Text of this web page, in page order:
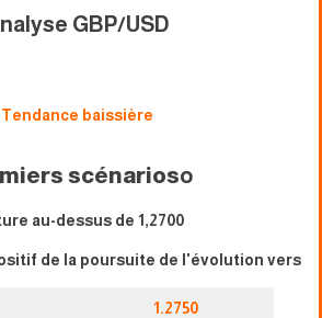
GBP/USD
Tendance baissière
scénarioso
au-dessus de 1,2700
de la poursuite de l'évolution vers
1.2750